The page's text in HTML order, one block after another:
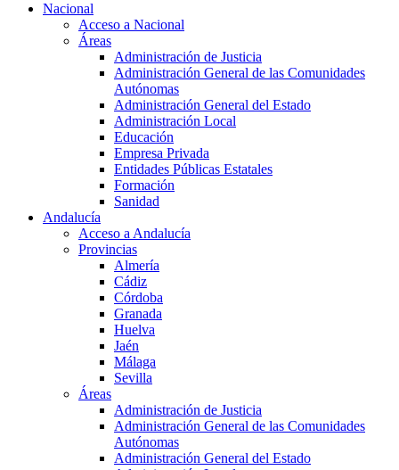
Nacional
Acceso a Nacional
Áreas
Administración de Justicia
Administración General de las Comunidades
Autónomas
Administración General del Estado
Administración Local
Educación
Empresa Privada
Entidades Públicas Estatales
Formación
Sanidad
Andalucía
Acceso a Andalucía
Provincias
Almería
Cádiz
Córdoba
Granada
Huelva
Jaén
Málaga
Sevilla
Áreas
Administración de Justicia
Administración General de las Comunidades
Autónomas
Administración General del Estado